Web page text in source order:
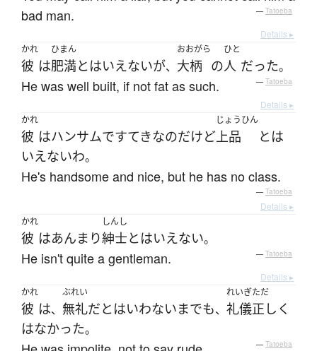
bad man.
— Tatoeba
Details ▸
かれ
彼 は
ひまん
肥満とはいえないが、
おおがら
大柄 の
ひと
人 だった。
He was well built, if not fat as such. — Tatoeba
Details ▸
かれ
彼 はハンサムですてきなのだけど
じょうひん
上品 とは
いえないわ。
He's handsome and nice, but he has no class.
— Tatoeba
Details ▸
かれ
彼 はあんまり
しんし
紳士とはいえない。
He isn't quite a gentleman. — Tatoeba
Details ▸
かれ
彼 は、
ぶれい
無礼だとはいわないまでも、
れいぎただ
礼儀正しく
はなかった。
— Tatoeba